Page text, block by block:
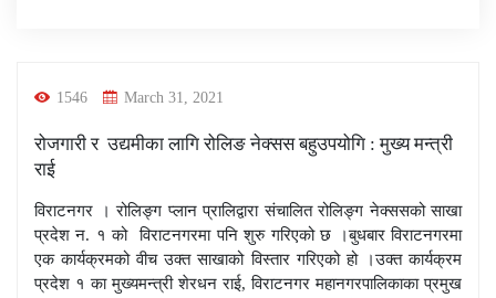
1546 March 31, 2021
रोजगारी र उद्यमीका लागि रोलिङ नेक्सस बहुउपयोगि : मुख्य मन्त्री
राई
विराटनगर । रोलिङ्ग प्लान प्रालिद्वारा संचालित रोलिङ्ग नेक्ससको साखा
प्रदेश न. १ को विराटनगरमा पनि शुरु गरिएको छ ।बुधबार विराटनगरमा
एक कार्यक्रमको वीच उक्त साखाको विस्तार गरिएको हो ।उक्त कार्यक्रम
प्रदेश १ का मुख्यमन्त्री शेरधन राई, विराटनगर महानगरपालिकाका प्रमुख